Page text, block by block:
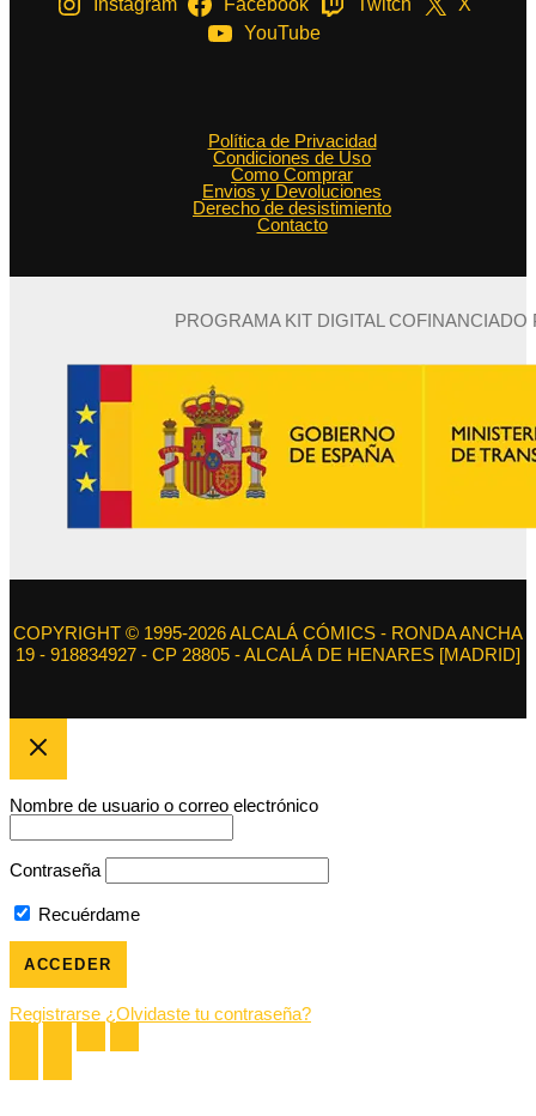
Instagram Facebook Twitch
X
YouTube
Política de Privacidad
Condiciones de Uso
Como Comprar
Envios y Devoluciones
Derecho de desistimiento
Contacto
PROGRAMA KIT DIGITAL
COPYRIGHT © 1995-2026 ALCALÁ CÓMICS - RONDA ANCHA
19 - 918834927 - CP 28805 - ALCALÁ DE HENARES [MADRID]
Nombre de usuario o correo electrónico
Contraseña
Recuérdame
Registrarse ¿Olvidaste tu contraseña?